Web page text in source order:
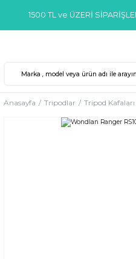
1500 TL ve ÜZERİ
Anasayfa Tripodlar Tripod Kafaları